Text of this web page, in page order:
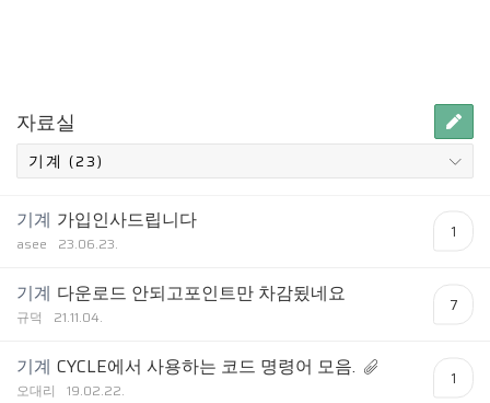
자료실
기계 가입인사드립니다
asee 23.06.23.
1
기계 다운로드 안되고포인트만 차감됬네요
규덕 21.11.04.
7
기계 CYCLE에서 사용하는 코드 명령어 모음.
오대리 19.02.22.
1